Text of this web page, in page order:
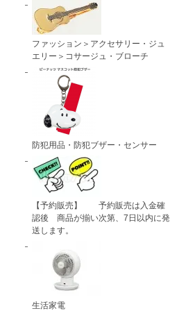
ファッション＞アクセサリー・ジュ
エリー＞コサージュ・ブローチ
防犯用品・防犯ブザー・センサー
【予約販売】 予約販売は入金確
認後 商品が揃い次第、7日以内に発
送します。
生活家電